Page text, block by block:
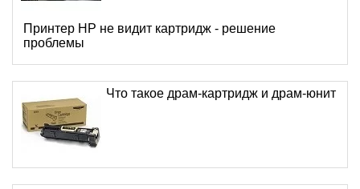
Принтер HP не видит картридж - решение
проблемы
Что такое драм-картридж и драм-юнит